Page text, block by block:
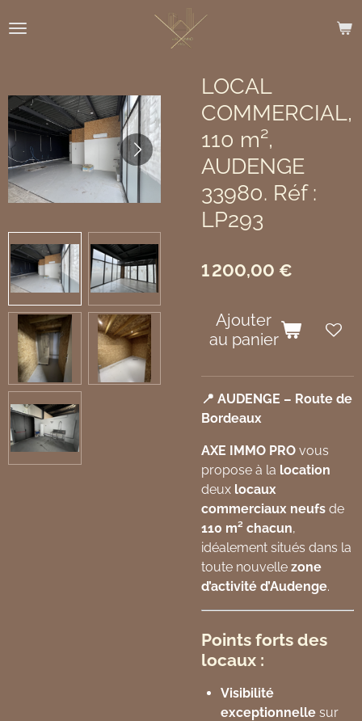
au
LOCAL
COMMERCIAL,
110 m²,
AUDENGE
33980. Réf :
LP293
1 200,00 €
Ajouter
au panier
📍 AUDENGE – Route de
Bordeaux
AXE IMMO PRO vous
propose à la location
deux locaux
commerciaux neufs de
110 m² chacun,
idéalement situés dans la
toute nouvelle zone
d’activité d’Audenge.
Points forts des
locaux :
Visibilité
exceptionnelle sur